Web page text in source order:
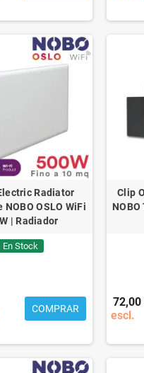
Radiator
NOBO OSLO WiFi
| Radiador
En Stock
COMPRAR
Clip
72,00
escl.